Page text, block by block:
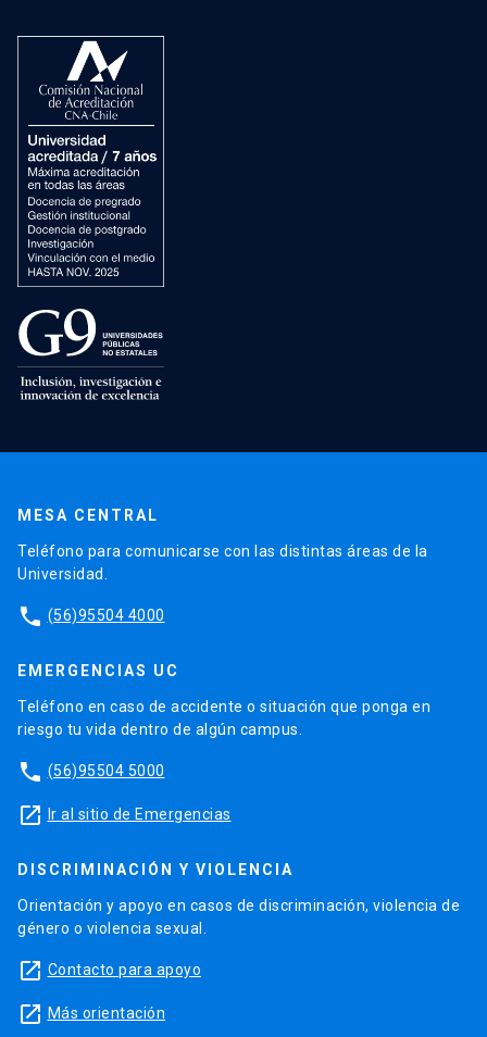
MESA CENTRAL
Teléfono para comunicarse con las distintas áreas de la
Universidad.
phone (56)95504 4000
EMERGENCIAS UC
Teléfono en caso de accidente o situación que ponga en
riesgo tu vida dentro de algún campus.
phone (56)95504 5000
launch Ir al sitio de Emergencias
DISCRIMINACIÓN Y VIOLENCIA
Orientación y apoyo en casos de discriminación, violencia de
género o violencia sexual.
launch Contacto para apoyo
launch Más orientación